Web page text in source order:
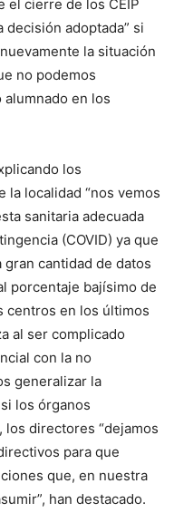
el cierre de los CEIP
decisión adoptada” si
la situación
no podemos
en los
los
la localidad “nos vemos
sanitaria adecuada
(COVID) ya que
cantidad de datos
porcentaje bajísimo de
centros en los últimos
al ser complicado
con la no
generalizar la
los órganos
directores “dejamos
para que
que, en nuestra
han destacado.